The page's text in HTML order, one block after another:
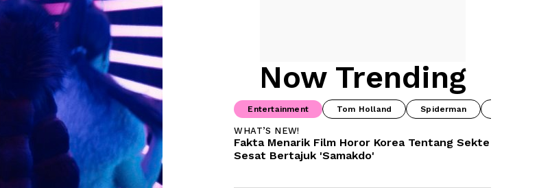
Now Trending
Entertainment Tom Holland Spiderman
WHAT’S NEW!
Fakta Menarik Film Horor Korea Tentang Sekte
Sesat Bertajuk 'Samakdo'